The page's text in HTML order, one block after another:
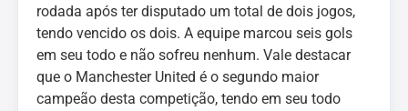
rodada após ter disputado um total de dois jogos,
tendo vencido os dois. A equipe marcou seis gols
em seu todo e não sofreu nenhum. Vale destacar
que o Manchester United é o segundo maior
campeão desta competição, tendo em seu todo